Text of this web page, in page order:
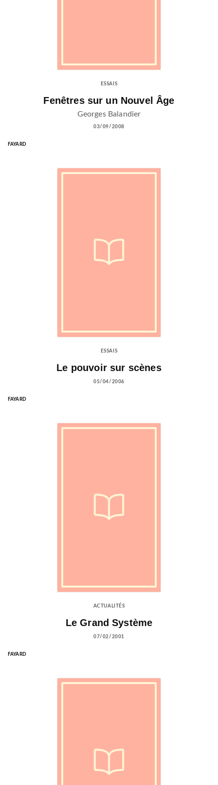
ESSAIS
Fenêtres sur un Nouvel Âge
Georges Balandier
03/09/2008
FAYARD
ESSAIS
Le pouvoir sur scènes
05/04/2006
FAYARD
ACTUALITÉS
Le Grand Système
07/02/2001
FAYARD